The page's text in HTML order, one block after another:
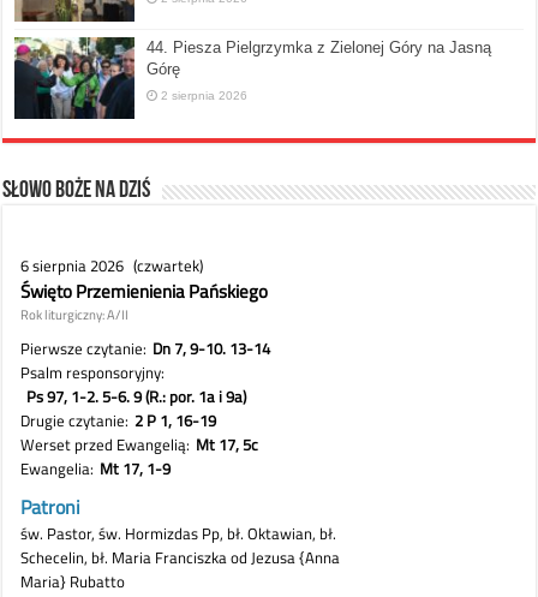
44. Piesza Pielgrzymka z Zielonej Góry na Jasną
Górę
2 sierpnia 2026
Słowo Boże na dziś